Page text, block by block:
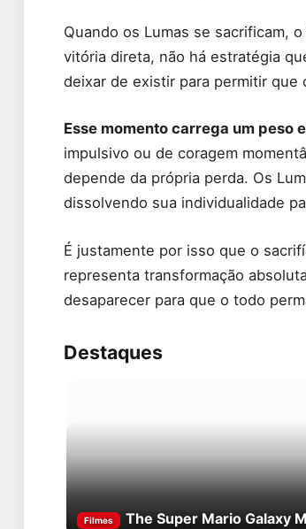
Quando os Lumas se sacrificam,
vitória direta, não há estratégia
deixar de existir para permitir que
Esse momento carrega um peso
impulsivo ou de coragem
depende da própria perda. Os
dissolvendo sua individualidade
É justamente por isso que o
representa transformação
desaparecer para que o todo
Destaques
Filmes The Super Mario Galaxy